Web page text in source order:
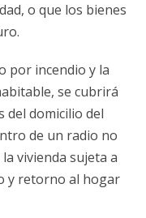
o que los bienes
por incendio y la
se cubrirá
del domicilio del
de un radio no
vivienda sujeta a
y retorno al hogar